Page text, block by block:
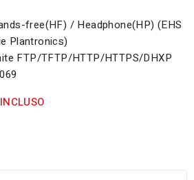
free(HF) / Headphone(HP) (EHS
Plantronics)
FTP/TFTP/HTTP/HTTPS/DHXP